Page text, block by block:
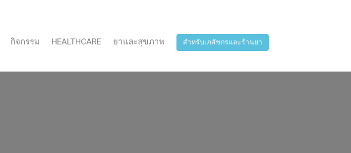
กิจกรรม HEALTHCARE ยาและสุขภาพ สำหรับเภสัชกรและร้านยา